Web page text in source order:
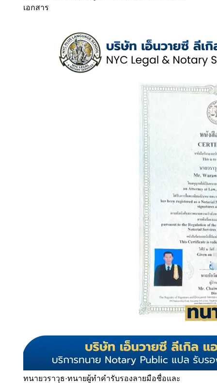
เอกสาร
ทนายวราวุธ·ทนายผู้ทำคำรับรองลายมือชื่อและ